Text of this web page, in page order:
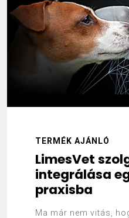
TERMÉK AJÁNLÓ
LimesVet
integrálása
praxisba
Ma már nem vitás,